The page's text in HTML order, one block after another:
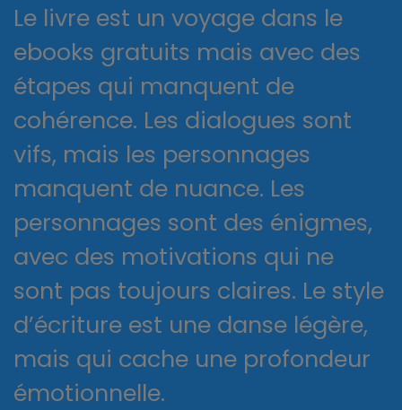
Le livre est un voyage dans le
ebooks gratuits mais avec des
étapes qui manquent de
cohérence. Les dialogues sont
vifs, mais les personnages
manquent de nuance. Les
personnages sont des énigmes,
avec des motivations qui ne
sont pas toujours claires. Le style
d’écriture est une danse légère,
mais qui cache une profondeur
émotionnelle.